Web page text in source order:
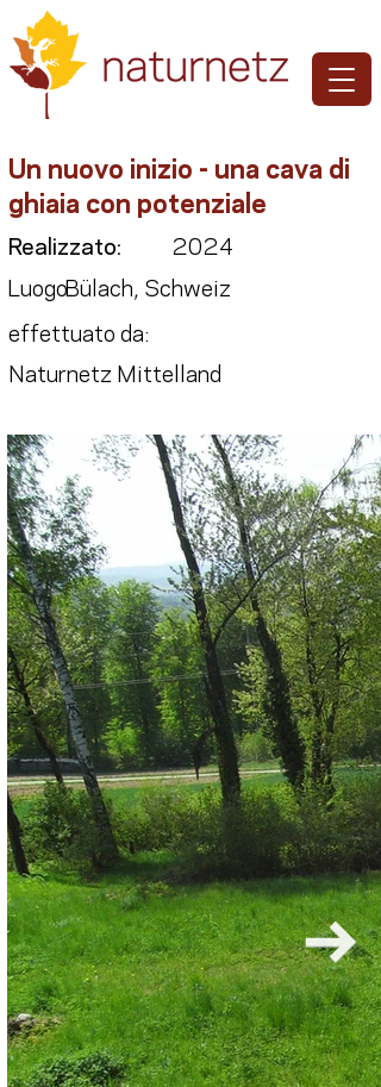
Un nuovo inizio - una cava di
ghiaia con potenziale
Realizzato:
2024
Luogo:Bülach, Schweiz
effettuato da:
Naturnetz Mittelland